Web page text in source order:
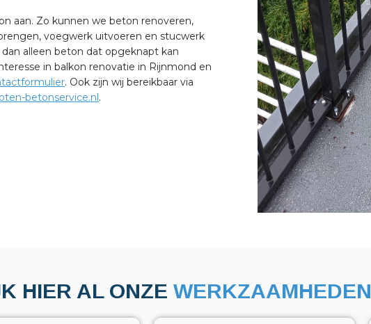
aan. Zo kunnen we beton renoveren,
voegwerk uitvoeren en stucwerk
alleen beton dat opgeknapt kan
in balkon renovatie in Rijnmond en
. Ook zijn wij bereikbaar via
betonservice.nl.
HIER AL ONZE WERKZAAMHEDEN